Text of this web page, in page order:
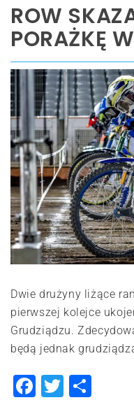
ROW
PORAŻKĘ
Dwie drużyny liżące
pierwszej kolejce
Grudziądzu.
będą jednak
Facebook
Twitter